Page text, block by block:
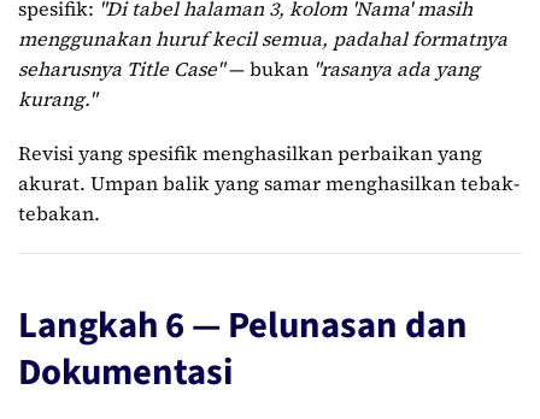
spesifik: "Di tabel halaman 3, kolom 'Nama' masih
menggunakan huruf kecil semua, padahal formatnya
seharusnya Title Case"— bukan "rasanya ada yang
kurang."
Revisi yang spesifik menghasilkan perbaikan yang
akurat. Umpan balik yang samar menghasilkan tebak-
tebakan.
Langkah 6 — Pelunasan dan
Dokumentasi